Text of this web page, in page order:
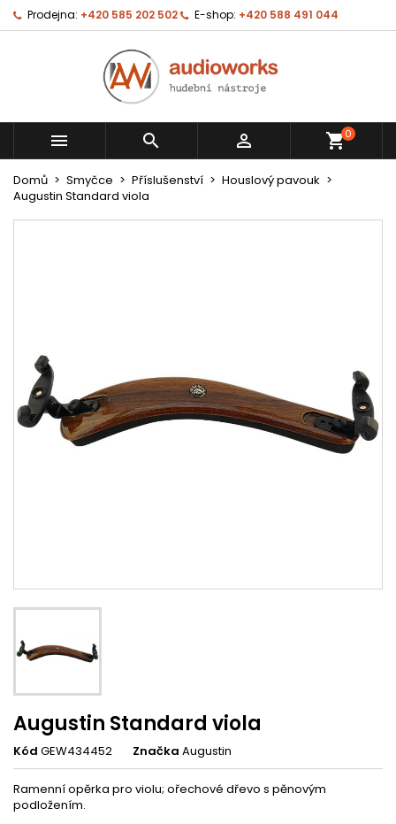
Prodejna: +420 585 202 502 E-shop: +420 588 491 044
   shopping_cart0
Domů Smyčce Příslušenství
Houslový pavouk
Augustin Standard viola
Augustin Standard viola
Kód GEW434452 Značka Augustin
Ramenní opěrka pro violu; ořechové dřevo s pěnovým
podložením.